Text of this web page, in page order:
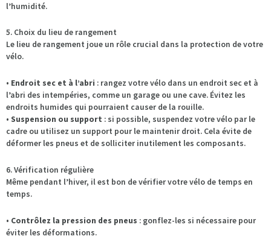
l’humidité.
5. Choix du lieu de rangement
Le lieu de rangement joue un rôle crucial dans la protection de votre
vélo.
• Endroit sec et à l’abri : rangez votre vélo dans un endroit sec et à
l’abri des intempéries, comme un garage ou une cave. Évitez les
endroits humides qui pourraient causer de la rouille.
• Suspension ou support : si possible, suspendez votre vélo par le
cadre ou utilisez un support pour le maintenir droit. Cela évite de
déformer les pneus et de solliciter inutilement les composants.
6. Vérification régulière
Même pendant l’hiver, il est bon de vérifier votre vélo de temps en
temps.
• Contrôlez la pression des pneus : gonflez-les si nécessaire pour
éviter les déformations.